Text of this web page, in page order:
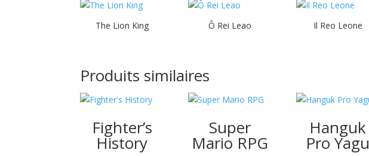
The Lion King Ô Rei Leao Il Reo Leone
Produits similaires
Fighter’s
History
Super
Mario RPG
Hanguk
Pro Yagu